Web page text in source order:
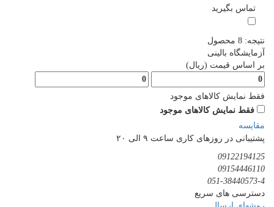
تماس بگیرید
نتیجه: 8 محصول
آزمایشگاه بالینی
بر اساس قیمت (ریال)
فقط نمایش کالاهای موجود
فقط نمایش کالاهای موجود
مقایسه
پشتیبانی در روزهای کاری ساعت ۹ الی ۲۰
09122194125
09154446110
051-38440573-4
دسترسی های سریع